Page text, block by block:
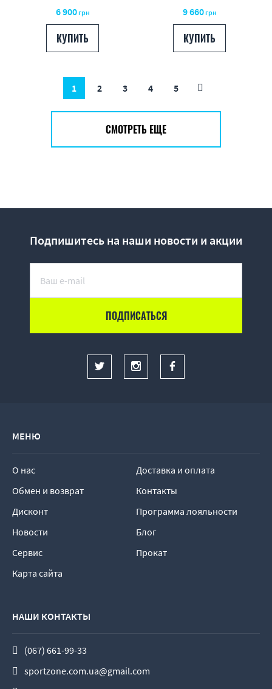
6 900грн
КУПИТЬ
9 660грн
КУПИТЬ
1 2 3 4 5
СМОТРЕТЬ ЕЩЕ
Подпишитесь на наши новости и акции
МЕНЮ
О нас
Доставка и оплата
Обмен и возврат
Контакты
Дисконт
Программа лояльности
Новости
Блог
Сервис
Прокат
Карта сайта
НАШИ КОНТАКТЫ
(067) 661-99-33
sportzone.com.ua@gmail.com